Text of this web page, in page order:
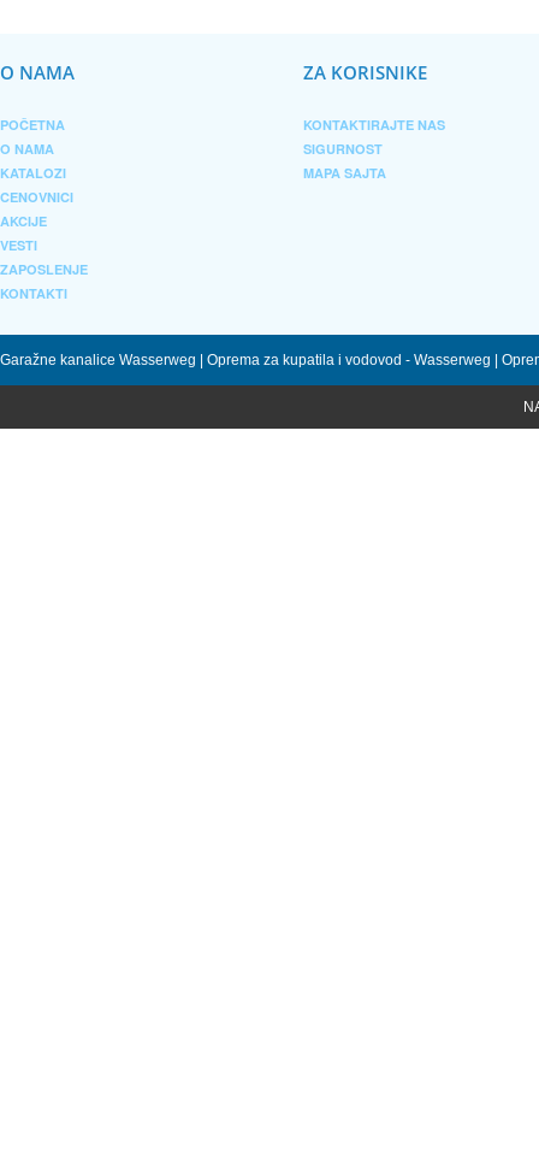
O NAMA
POČETNA
O NAMA
KATALOZI
CENOVNICI
AKCIJE
VESTI
ZAPOSLENJE
KONTAKTI
ZA KORISNIKE
KONTAKTIRAJTE NAS
SIGURNOST
MAPA SAJTA
Garažne kanalice Wasserweg | Oprema za kupatila i vodovod - Wasserweg |